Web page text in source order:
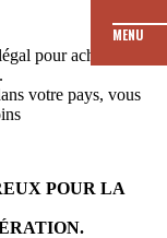
pour acheter et
votre pays, vous
POUR LA
MENU